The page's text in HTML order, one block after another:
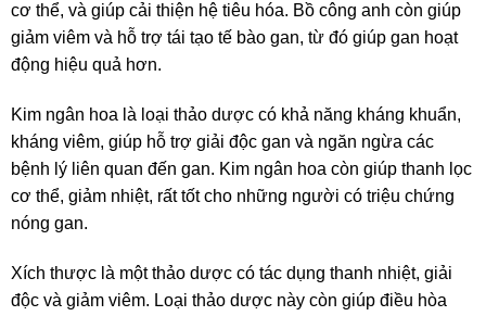
cơ thể, và giúp cải thiện hệ tiêu hóa. Bồ công anh còn giúp
giảm viêm và hỗ trợ tái tạo tế bào gan, từ đó giúp gan hoạt
động hiệu quả hơn.
Kim ngân hoa là loại thảo dược có khả năng kháng khuẩn,
kháng viêm, giúp hỗ trợ giải độc gan và ngăn ngừa các
bệnh lý liên quan đến gan. Kim ngân hoa còn giúp thanh lọc
cơ thể, giảm nhiệt, rất tốt cho những người có triệu chứng
nóng gan.
Xích thược là một thảo dược có tác dụng thanh nhiệt, giải
độc và giảm viêm. Loại thảo dược này còn giúp điều hòa